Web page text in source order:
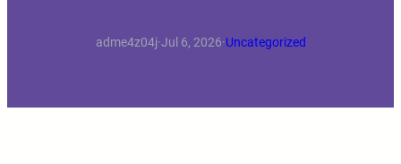
adme4z04j·Jul 6, 2026·Uncategorized